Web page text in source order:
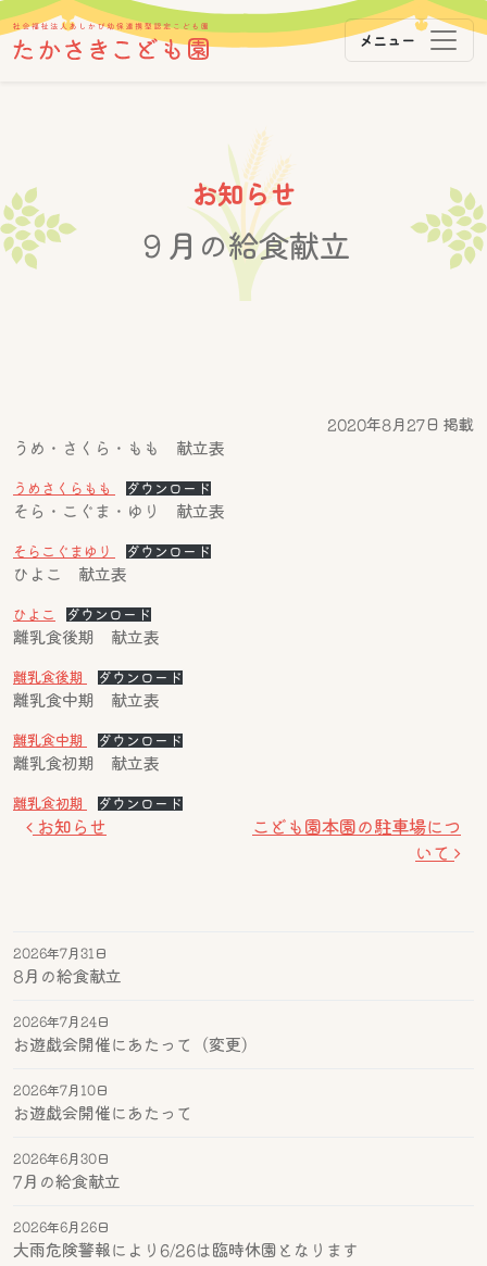
メインナビゲーション メニュー
お知らせ
９月の給食献立
8月の給食献立
2026年7月31日
お遊戯会開催にあたって（変更）
2026年7月24日
お遊戯会開催にあたって
2026年7月10日
7月の給食献立
2026年6月30日
大雨危険警報により6/26は臨時休園となります
2026年6月26日
2020年8月27日 掲載
うめ・さくら・もも 献立表
うめさくらもも ダウンロード
そら・こぐま・ゆり 献立表
そらこぐまゆり ダウンロード
ひよこ 献立表
ひよこ ダウンロード
離乳食後期 献立表
離乳食後期 ダウンロード
離乳食中期 献立表
離乳食中期 ダウンロード
離乳食初期 献立表
離乳食初期 ダウンロード
投稿ナビゲーション
お知らせ
こども園本園の駐車場につ
いて